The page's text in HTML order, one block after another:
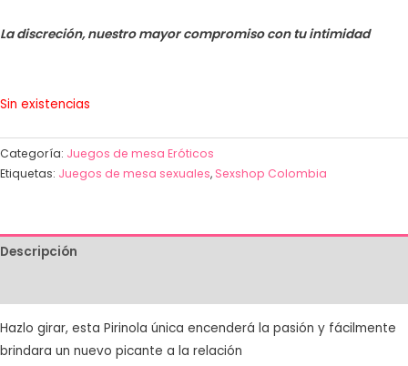
La discreción, nuestro mayor compromiso con tu intimidad
Sin existencias
Categoría: Juegos de mesa Eróticos
Etiquetas: Juegos de mesa sexuales, Sexshop Colombia
Descripción
Hazlo girar, esta Pirinola única encenderá la pasión y fácilmente
brindara un nuevo picante a la relación